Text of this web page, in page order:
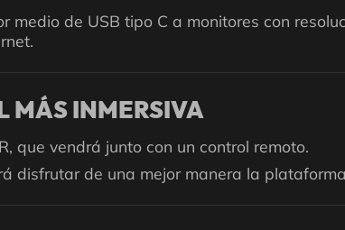
medio de USB tipo C a monitores con
MÁS INMERSIVA
que vendrá junto con un control remoto.
disfrutar de una mejor manera la